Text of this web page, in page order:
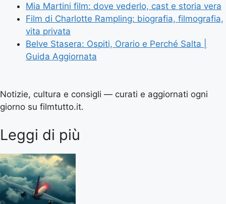
Mia Martini film: dove vederlo, cast e storia vera
Film di Charlotte Rampling: biografia, filmografia,
vita privata
Belve Stasera: Ospiti, Orario e Perché Salta |
Guida Aggiornata
Notizie, cultura e consigli — curati e aggiornati ogni
giorno su filmtutto.it.
Leggi di più